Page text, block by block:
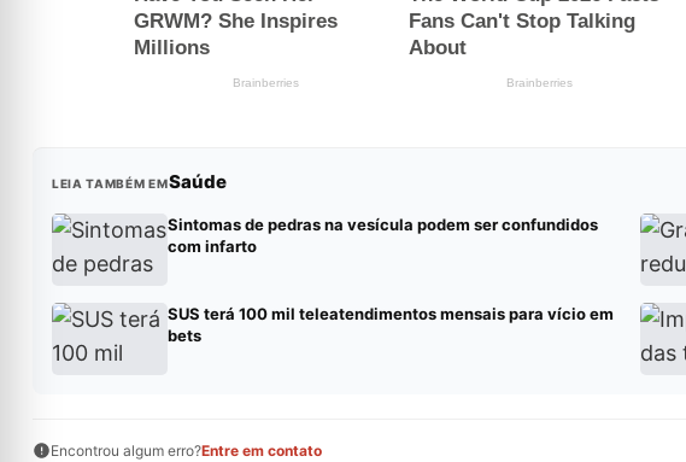
LEIA TAMBÉM EMSaúde
Sintomas de pedras na vesícula podem ser confundidos
com infarto
SUS terá 100 mil teleatendimentos mensais para vício em
bets
Encontrou algum erro?Entre em contato